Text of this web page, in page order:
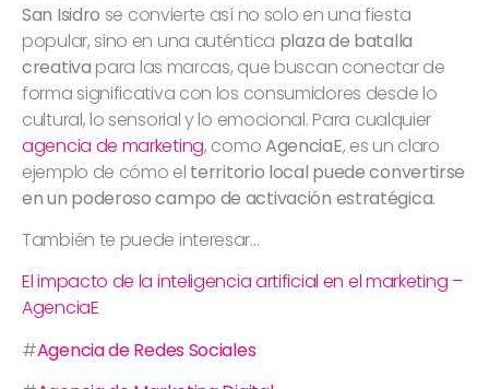
San Isidro se convierte así no solo en una fiesta
popular, sino en una auténtica plaza de batalla
creativa para las marcas, que buscan conectar de
forma significativa con los consumidores desde lo
cultural, lo sensorial y lo emocional. Para cualquier
agencia de marketing, comoAgenciaE, es un claro
ejemplo de cómo el territorio local puede convertirse
en un poderoso campo de activación estratégica.
También te puede interesar…
El impacto de la inteligencia artificial en el marketing –
AgenciaE
#Agencia de Redes Sociales